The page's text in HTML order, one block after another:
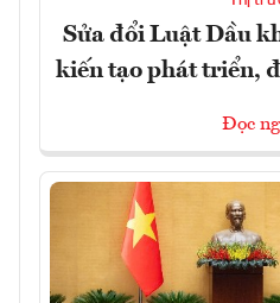
Sửa đổi Luật Dầu
kiến tạo phát triển,
Đọc